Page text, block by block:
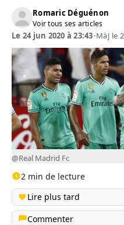
Romaric Déguénon
Voir tous ses articles
Le 24 jun 2020 à 23:43•MàJ le
@Real Madrid Fc
2 min de lecture
Lire plus tard
Commenter